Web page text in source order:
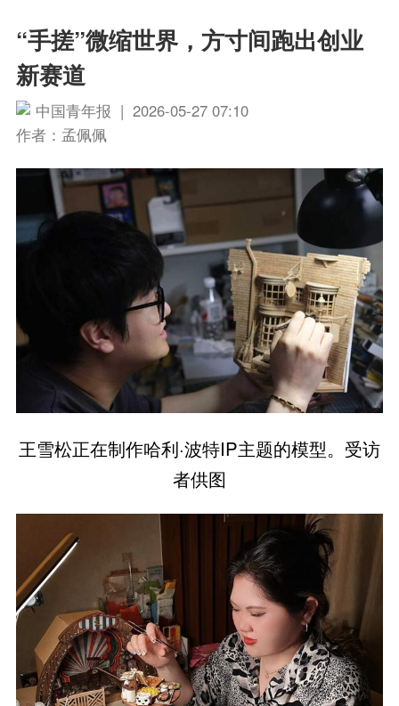
“手搓”微缩世界，方寸间跑出创业
新赛道
中国青年报 | 2026-05-27 07:10
作者：孟佩佩
王雪松正在制作哈利·波特IP主题的模型。受访
者供图